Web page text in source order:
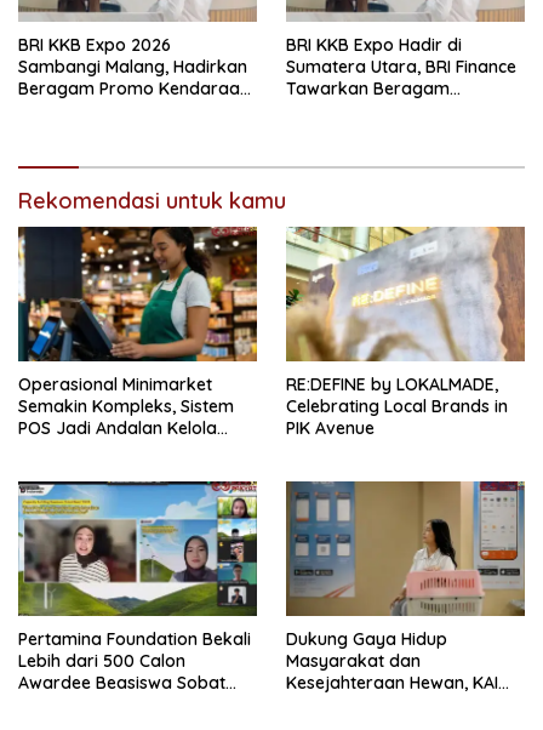
BRI KKB Expo 2026
Sambangi Malang, Hadirkan
Beragam Promo Kendaraan
BRI KKB Expo Hadir di
Sumatera Utara, BRI Finance
Tawarkan Beragam
Rekomendasi untuk kamu
Operasional Minimarket
Semakin Kompleks, Sistem
POS Jadi Andalan Kelola
RE:DEFINE by LOKALMADE,
Celebrating Local Brands in
PIK Avenue
Pertamina Foundation Bekali
Lebih dari 500 Calon
Awardee Beasiswa Sobat
Dukung Gaya Hidup
Masyarakat dan
Kesejahteraan Hewan, KAI